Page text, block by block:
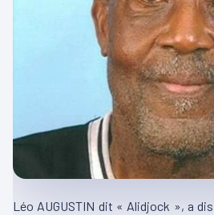
Léo AUGUSTIN dit « Alidjock », a